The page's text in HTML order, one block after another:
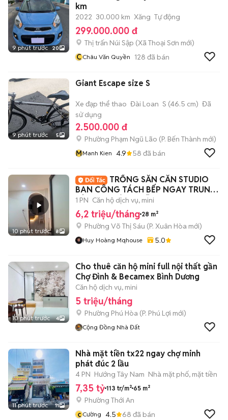
9 phút trước 20
km
2022 30.000 km Xăng Tự động
299.000.000 đ
Thị trấn Núi Sập (Xã Thoại Sơn mới)
CChâu Văn Quyền 128 đã bán
9 phút trước 5
Giant Escape size S
Xe đạp thể thao Đài Loan S (46.5 cm) Đã
sử dụng
2.500.000 đ
Phường Phạm Ngũ Lão (P. Bến Thành mới)
MManh Kien 4.9 58 đã bán
10 phút trước 8
TRỐNG SẴN CĂN STUDIO
BAN CÔNG TÁCH BẾP NGAY TRUNG
TÂM Q3 GIÁ ƯU ĐÃI
1 PN Căn hộ dịch vụ, mini
6,2 triệu/tháng 28 m²
Phường Võ Thị Sáu (P. Xuân Hòa mới)
Huy Hoàng Mqhouse 5.0
10 phút trước 4
Cho thuê căn hộ mini full nội thất gần
Chợ Đình & Becamex Bình Dương
Căn hộ dịch vụ, mini
5 triệu/tháng
Phường Phú Hòa (P. Phú Lợi mới)
Cộng Đồng Nhà Đất
11 phút trước 11
Nhà mặt tiền tx22 ngay chợ minh
phát đúc 2 lầu
4 PN Hướng Tây Nam Nhà mặt phố, mặt tiền
7,35 tỷ 113 tr/m² 65 m²
Phường Thới An
c Cường 4.5 68 đã bán